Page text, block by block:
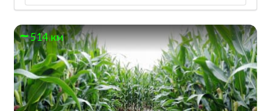
514 км